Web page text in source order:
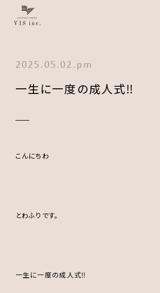
2025.05.02.pm
一生に一度の成人式‼︎
こんにちわ
とわふりです。
一生に一度の成人式‼︎